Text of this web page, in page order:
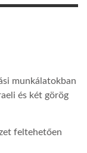
munkálatokban
és két görög
feltehetően